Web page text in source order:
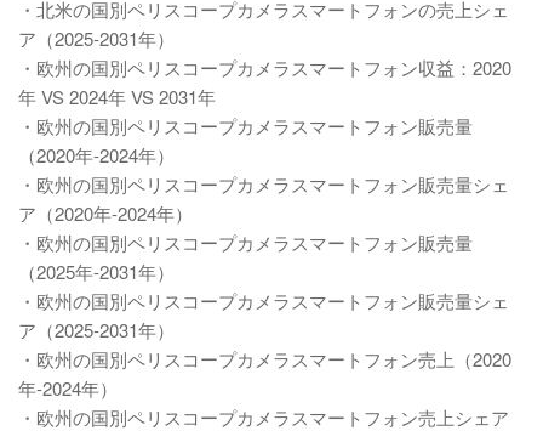
・北米の国別ペリスコープカメラスマートフォンの売上シェ
ア（2025-2031年）
・欧州の国別ペリスコープカメラスマートフォン収益：2020
年 VS 2024年 VS 2031年
・欧州の国別ペリスコープカメラスマートフォン販売量
（2020年-2024年）
・欧州の国別ペリスコープカメラスマートフォン販売量シェ
ア（2020年-2024年）
・欧州の国別ペリスコープカメラスマートフォン販売量
（2025年-2031年）
・欧州の国別ペリスコープカメラスマートフォン販売量シェ
ア（2025-2031年）
・欧州の国別ペリスコープカメラスマートフォン売上（2020
年-2024年）
・欧州の国別ペリスコープカメラスマートフォン売上シェア